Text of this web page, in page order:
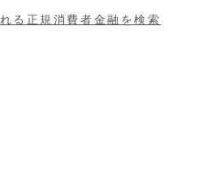
る正規消費者金融を検索